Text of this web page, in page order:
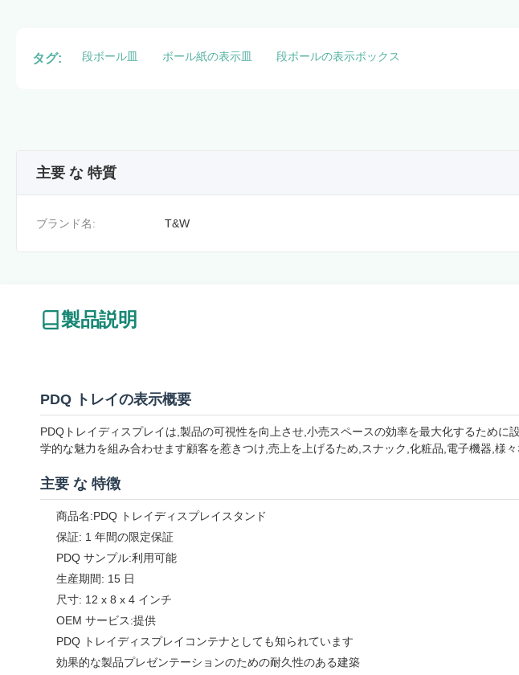
タグ: 段ボール皿 ボール紙の表示皿 段ボールの表示ボックス
主要 な 特質
ブランド名: T&W
製品説明
PDQ トレイの表示概要
PDQトレイディスプレイは,製品の可視性を向上させ,小売スペースの効率を最大化するため
学的な魅力を組み合わせます顧客を惹きつけ,売上を上げるため,スナック,化粧品,電子機器,様
主要 な 特徴
商品名:PDQ トレイディスプレイスタンド
保証: 1 年間の限定保証
PDQ サンプル:利用可能
生産期間: 15 日
尺寸: 12 x 8 x 4 インチ
OEM サービス:提供
PDQ トレイディスプレイコンテナとしても知られています
効果的な製品プレゼンテーションのための耐久性のある建築